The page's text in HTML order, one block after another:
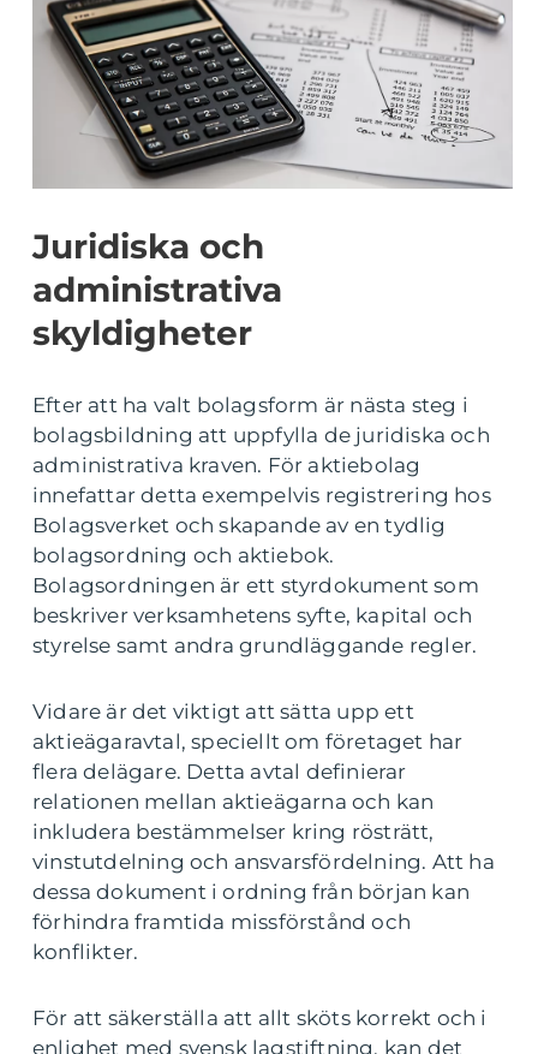
Juridiska och
administrativa
skyldigheter
Efter att ha valt bolagsform är nästa steg i
bolagsbildning att uppfylla de juridiska och
administrativa kraven. För aktiebolag
innefattar detta exempelvis registrering hos
Bolagsverket och skapande av en tydlig
bolagsordning och aktiebok.
Bolagsordningen är ett styrdokument som
beskriver verksamhetens syfte, kapital och
styrelse samt andra grundläggande regler.
Vidare är det viktigt att sätta upp ett
aktieägaravtal, speciellt om företaget har
flera delägare. Detta avtal definierar
relationen mellan aktieägarna och kan
inkludera bestämmelser kring rösträtt,
vinstutdelning och ansvarsfördelning. Att ha
dessa dokument i ordning från början kan
förhindra framtida missförstånd och
konflikter.
För att säkerställa att allt sköts korrekt och i
enlighet med svensk lagstiftning, kan det